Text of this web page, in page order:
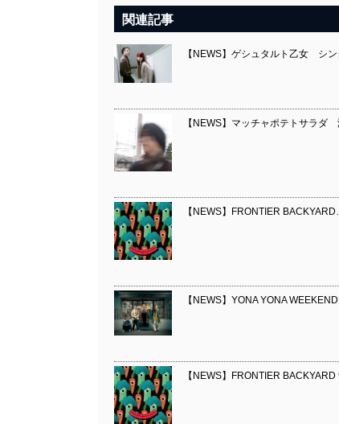
関連記事
【NEWS】ゲシュタルト乙女 シ
【NEWS】マッチャポテトサラダ
【NEWS】FRONTIER
【NEWS】YONA YONA
【NEWS】FRONTIER